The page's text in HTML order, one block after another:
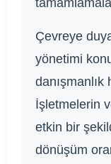
Çevreye
yönetimi
danışmanlık
İşletmelerin
etkin bir
dönüşüm